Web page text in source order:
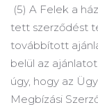
(5) A Felek a
tett szerződést
továbbított
belül az
úgy, hogy az
Megbízási